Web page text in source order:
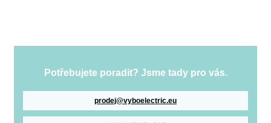
Potřebujete poradit? Jsme tady pro vás.
prodej@vyboelectric.eu